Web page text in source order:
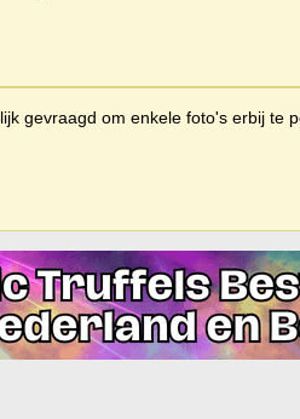
gevraagd om enkele foto's erbij te